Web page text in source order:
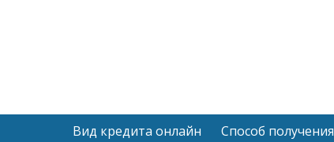
Вид кредита онлайн Способ получения